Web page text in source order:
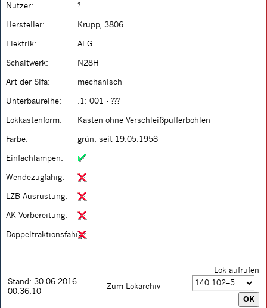
Nutzer: ?
Hersteller: Krupp, 3806
Elektrik: AEG
Schaltwerk: N28H
Art der Sifa: mechanisch
Unterbaureihe: .1: 001 - ???
Lokkastenform: Kasten ohne Verschleißpufferbohlen
Farbe: grün, seit 19.05.1958
Einfachlampen:
Wendezugfähig:
LZB-Ausrüstung:
AK-Vorbereitung:
Doppeltraktionsfähig:
Stand: 30.06.2016
00:36:10
Zum Lokarchiv
Lok aufrufen